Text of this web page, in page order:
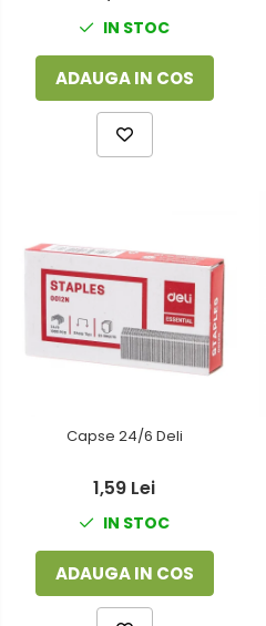
IN STOC
ADAUGA IN COS
Capse 24/6 Deli
1,59 Lei
IN STOC
ADAUGA IN COS